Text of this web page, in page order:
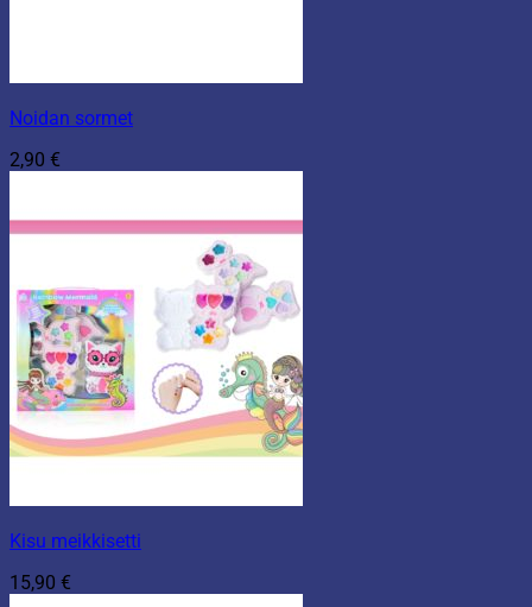
Noidan sormet
2,90 €
Kisu meikkisetti
15,90 €